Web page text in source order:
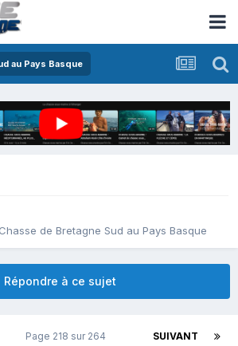
au Pays Basque
Chasse de Bretagne Sud au Pays Basque
Répondre à ce sujet
SUIVANT
Page 218 sur 264